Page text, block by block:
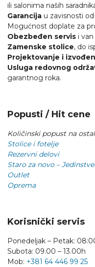
ili salonima naših
Garancija u zavisnosti
Mogućnost doplate za
Obezbeđen servis i
Zamenske stolice, do
Projektovanje i
Usluga redovnog
garantnog roka.
Popusti / Hit cene
Količinski popust na
Stolice i fotelje
Rezervni delovi
Staro za novo –
Outlet
Oprema
Korisnički servis
Ponedeljak – Petak:
Subota: 09.00 – 13.00h
Mob: +381 64 446 99 25